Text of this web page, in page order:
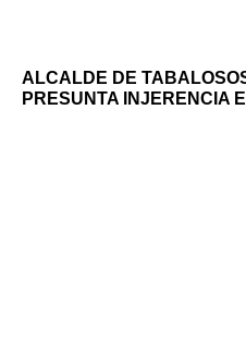
ALCALDE DE
PRESUNTA INJERENCIA